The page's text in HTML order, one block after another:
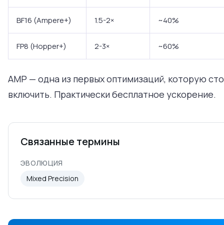
BF16 (Ampere+) 1.5-2× ~40%
FP8 (Hopper+) 2-3× ~60%
AMP — одна из первых оптимизаций, которую
включить. Практически бесплатное ускорение.
Связанные термины
ЭВОЛЮЦИЯ
Mixed Precision